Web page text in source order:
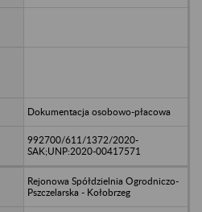
Dokumentacja osobowo-płacowa
992700/611/1372/2020-
SAK;UNP:2020-00417571
Rejonowa Spółdzielnia Ogrodniczo-
Pszczelarska - Kołobrzeg